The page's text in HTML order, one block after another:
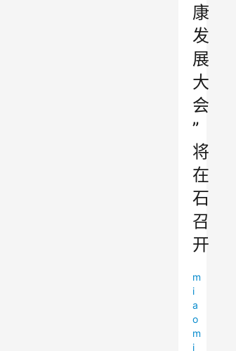
康
发
展
大
会
”
将
在
石
召
开
m
i
a
o
m
i